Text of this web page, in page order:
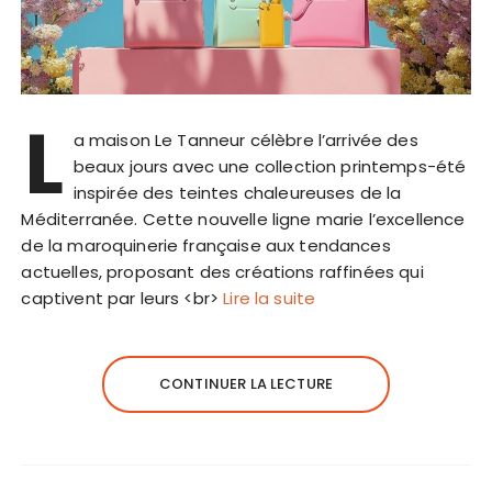
L a maison Le Tanneur célèbre l’arrivée des
beaux jours avec une collection printemps-été
inspirée des teintes chaleureuses de la
Méditerranée. Cette nouvelle ligne marie l’excellence
de la maroquinerie française aux tendances
actuelles, proposant des créations raffinées qui
captivent par leurs <br>Lire la suite
CONTINUER LA LECTURE